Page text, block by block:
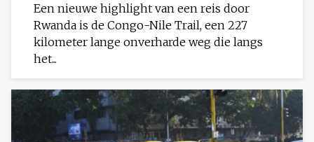
Een nieuwe highlight van een reis door
Rwanda is de Congo-Nile Trail, een 227
kilometer lange onverharde weg die langs
het...